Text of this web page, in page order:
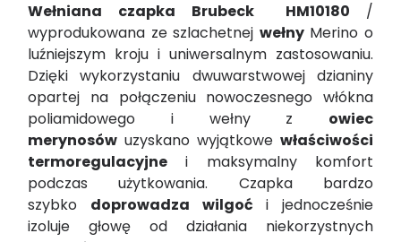
Wełniana czapka Brubeck HM10180 /
wyprodukowana ze szlachetnej wełnyMerino o
luźniejszym kroju i uniwersalnym zastosowaniu.
Dzięki wykorzystaniu dwuwarstwowej dzianiny
opartej na połączeniu nowoczesnego włókna
poliamidowego i wełny z owiec
merynosów uzyskano wyjątkowe właściwości
termoregulacyjne i maksymalny komfort
podczas użytkowania. Czapka bardzo
szybko doprowadza wilgoć i jednocześnie
izoluje głowę od działania niekorzystnych